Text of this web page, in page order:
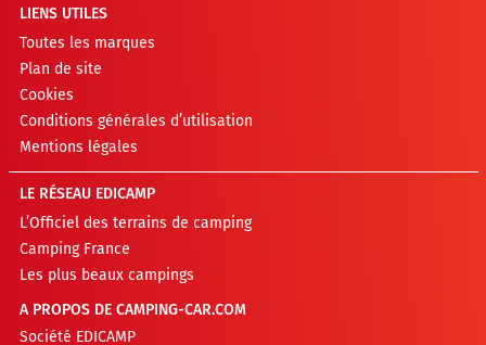
LIENS UTILES
Toutes les marques
Plan de site
Cookies
Conditions générales d’utilisation
Mentions légales
LE RÉSEAU EDICAMP
L’Officiel des terrains de camping
Camping France
Les plus beaux campings
A PROPOS DE CAMPING-CAR.COM
Société EDICAMP